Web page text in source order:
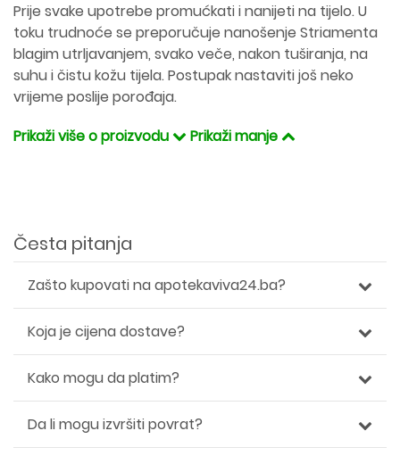
Prije svake upotrebe promućkati i nanijeti na tijelo. U
toku trudnoće se preporučuje nanošenje Striamenta
blagim utrljavanjem, svako veče, nakon tuširanja, na
suhu i čistu kožu tijela. Postupak nastaviti još neko
vrijeme poslije porođaja.
Prikaži više o proizvodu
Prikaži manje
Česta pitanja
Zašto kupovati na apotekaviva24.ba?
Koja je cijena dostave?
Kako mogu da platim?
Da li mogu izvršiti povrat?